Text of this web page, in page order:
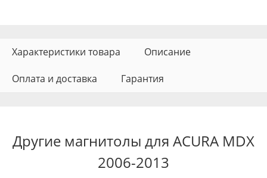
Характеристики товара Описание
Оплата и доставка Гарантия
Другие магнитолы для ACURA MDX
2006-2013